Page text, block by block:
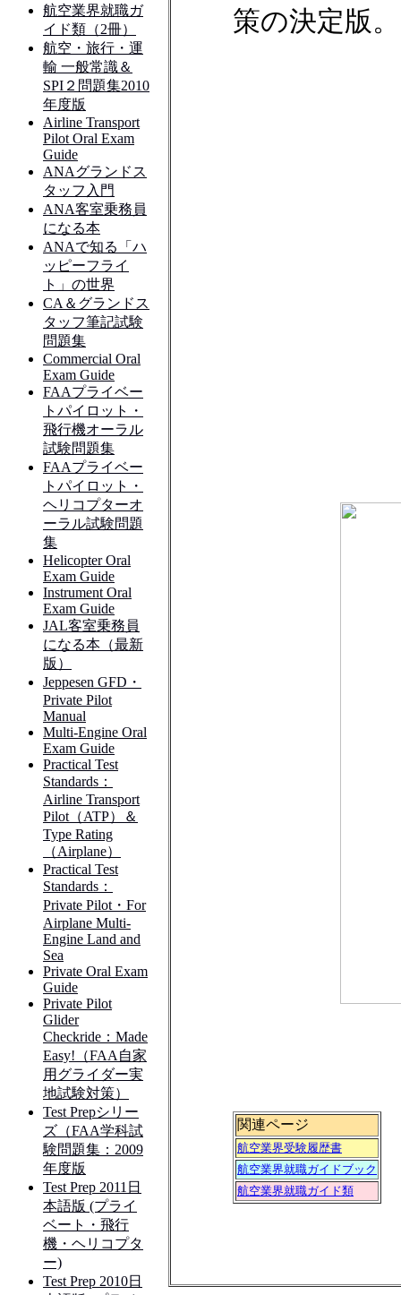
策の決定版。
関連ページ
航空業界受験履歴書
航空業界就職ガイドブック
航空業界就職ガイド類